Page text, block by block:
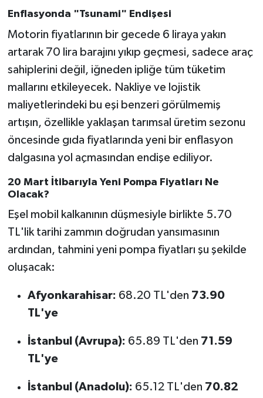
Enflasyonda "Tsunami" Endişesi
Motorin fiyatlarının bir gecede 6 liraya yakın
artarak 70 lira barajını yıkıp geçmesi, sadece araç
sahiplerini değil, iğneden ipliğe tüm tüketim
mallarını etkileyecek. Nakliye ve lojistik
maliyetlerindeki bu eşi benzeri görülmemiş
artışın, özellikle yaklaşan tarımsal üretim sezonu
öncesinde gıda fiyatlarında yeni bir enflasyon
dalgasına yol açmasından endişe ediliyor.
20 Mart İtibarıyla Yeni Pompa Fiyatları Ne
Olacak?
Eşel mobil kalkanının düşmesiyle birlikte 5.70
TL'lik tarihi zammın doğrudan yansımasının
ardından, tahmini yeni pompa fiyatları şu şekilde
oluşacak:
Afyonkarahisar: 68.20 TL'den 73.90
TL'ye
İstanbul (Avrupa): 65.89 TL'den 71.59
TL'ye
İstanbul (Anadolu): 65.12 TL'den 70.82